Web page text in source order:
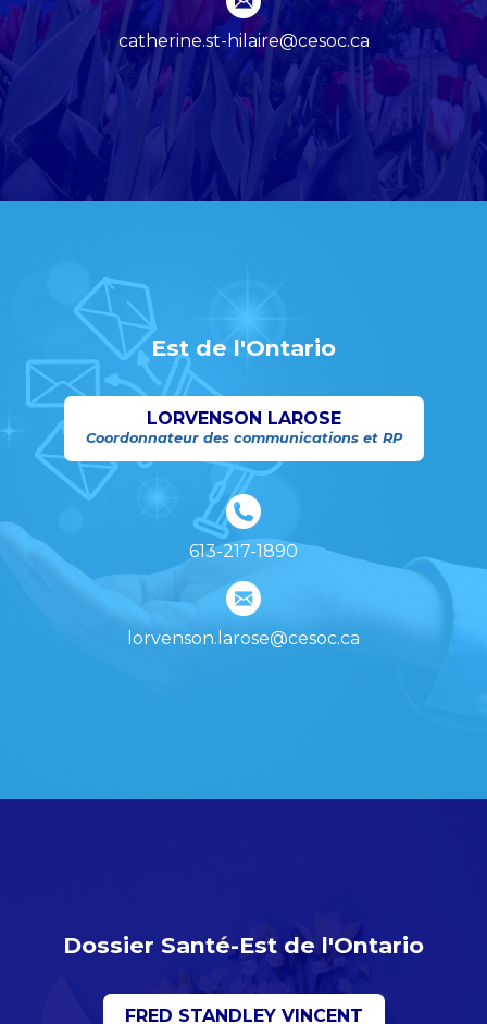
catherine.st-hilaire@cesoc.ca
Est de l'Ontario
LORVENSON LAROSE
Coordonnateur des communications et RP
613-217-1890
lorvenson.larose@cesoc.ca
Dossier Santé-Est de l'Ontario
FRED STANDLEY VINCENT